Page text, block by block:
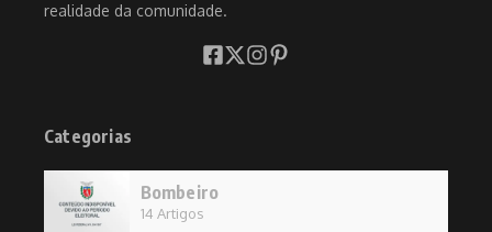
realidade da comunidade.
Categorias
Bombeiro
14 Artigos